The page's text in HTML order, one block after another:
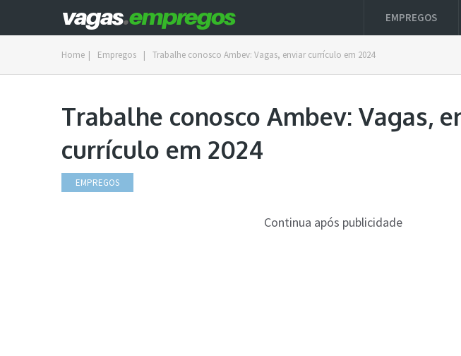
EMPREGOS
Home | Empregos | Trabalhe conosco Ambev: Vagas, enviar currículo em 2024
Trabalhe conosco Ambev: Vagas,
currículo em 2024
EMPREGOS
Continua após publicidade